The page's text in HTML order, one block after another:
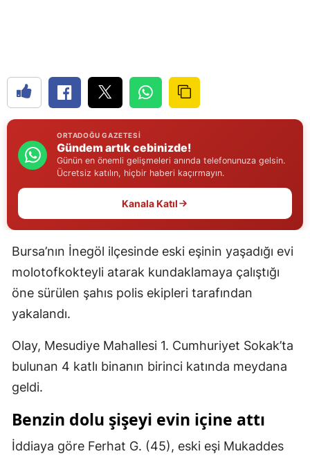
Diyarbakır
Edirne
Elazığ
Erzincan
Erzurum
Gaziantep
Giresun
Hakkari
ORTADOĞU GAZETESI
Gündem artık cebinizde!
Günün en önemli gelişmeleri anında telefonunuza gelsin.
Ücretsiz katılın, hiçbir haberi kaçırmayın.
Kanala Katıl
Bursa’nın İnegöl ilçesinde eski eşinin yaşadığı evi
molotofkokteyli atarak kundaklamaya çalıştığı
öne sürülen şahıs polis ekipleri tarafından
yakalandı.
Olay, Mesudiye Mahallesi 1. Cumhuriyet Sokak’ta
bulunan 4 katlı binanın birinci katında meydana
geldi.
Benzin dolu şişeyi evin içine attı
İddiaya göre Ferhat G. (45), eski eşi Mukaddes